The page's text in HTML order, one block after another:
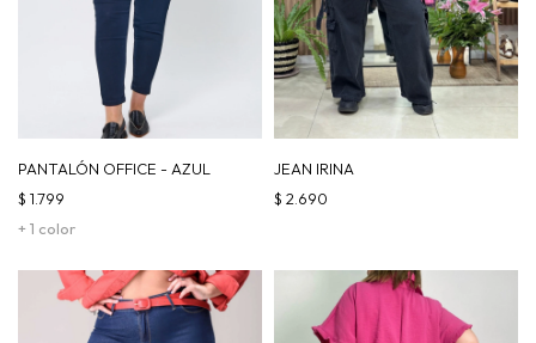
PANTALÓN OFFICE - AZUL
+ 1 color
$ 1.799
JEAN IRINA
$ 2.690